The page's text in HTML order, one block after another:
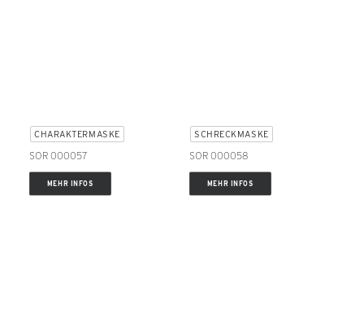
CHARAKTERMASKE
SOR 000057
MEHR INFOS
SCHRECKMASKE
SOR 000058
MEHR INFOS